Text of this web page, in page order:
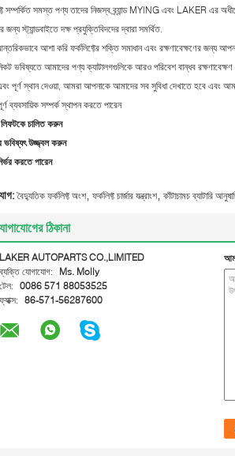
সম্পর্কিত সমস্ত পণ্য তাদের নিজস্ব ব্র্যান্ড MYING এবং LAKER এর
জন্য স্ট্যান্ডবাইতে দক্ষ প্রযুক্তিবিদদের দ্বারা সমর্থিত.
আশা করি ফর্কলিফ্টের শক্তি সমাধান এবং রক্ষণাবেক্ষণের জন্য
ভবিষ্যতে আমাদের পণ্য ক্যাটালগগুলিকে আরও পরিবেশ বান্ধব
পূর্ণ স্থান দেওয়া, আমরা আপনাকে আমাদের সব সুবিধা দেখাতে হবে এবং
ব্যবসায়িক সম্পর্ক স্থাপন করতে পারেন
চালিত করুন
ভবিষ্যৎ উজ্জ্বল করুন
করতে পারেন
বৈদ্যুতিক ফর্কলিফ্ট অংশ, ফর্কলিফ্ট চার্জার যন্ত্রাংশ, কাঁটাচামচ ব্যাটারি
ঠিকানা
LAKER AUTOPARTS CO.,LIMITED
ব্যক্তি যোগাযোগ:
Ms. Molly
টেল: 0086 571 88053525
ফ্যাক্স: 86-571-56287600